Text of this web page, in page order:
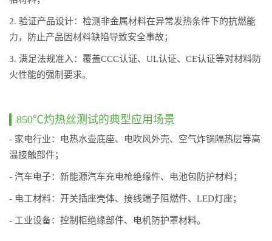
2. 验证产品设计：检测非金属材料在异常发热条件下的抗燃能
力，防止产品因材料缺陷导致安全事故；
3. 满足法规准入：覆盖CCC认证、UL认证、CE认证等对材料防
火性能的强制要求。
850℃灼热丝测试的典型应用场景
- 家电行业：电热水壶底座、电吹风外壳、空气炸锅隔热层等高
温接触部件；
- 汽车电子：新能源汽车充电枪绝缘件、电池包防护材料；
- 电工材料：开关插座壳体、接线端子阻燃件、LED灯座；
- 工业设备：控制柜绝缘部件、电机防护罩材料。